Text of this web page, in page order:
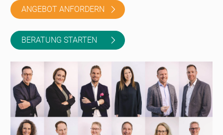
ANGEBOT ANFORDERN
BERATUNG STARTEN